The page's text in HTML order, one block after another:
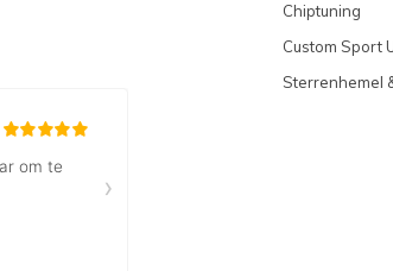
Chiptuning
Custom Sport
Sterrenhemel